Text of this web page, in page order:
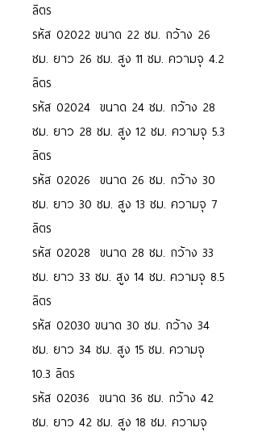
ลิตร
รหัส 02022 ขนาด 22 ซม. กว้าง 26
ซม. ยาว 26 ซม. สูง 11 ซม. ความจุ 4.2
ลิตร
รหัส 02024 ขนาด 24 ซม. กว้าง 28
ซม. ยาว 28 ซม. สูง 12 ซม. ความจุ 5.3
ลิตร
รหัส 02026 ขนาด 26 ซม. กว้าง 30
ซม. ยาว 30 ซม. สูง 13 ซม. ความจุ 7
ลิตร
รหัส 02028 ขนาด 28 ซม. กว้าง 33
ซม. ยาว 33 ซม. สูง 14 ซม. ความจุ 8.5
ลิตร
รหัส 02030 ขนาด 30 ซม. กว้าง 34
ซม. ยาว 34 ซม. สูง 15 ซม. ความจุ
10.3 ลิตร
รหัส 02036 ขนาด 36 ซม. กว้าง 42
ซม. ยาว 42 ซม. สูง 18 ซม. ความจุ